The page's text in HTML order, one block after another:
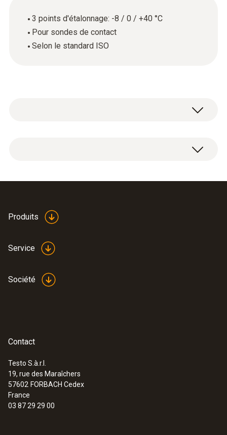
3 points d'étalonnage: -8 / 0 / +40 °C
Pour sondes de contact
Selon le standard ISO
Certificat d'étalonnage ISO température avec
:0572 2156
138,00 €
Produits
Service
Société
Contact
Testo S.à.r.l.
19, rue des Maraîchers
57602 FORBACH Cedex
France
03 87 29 29 00